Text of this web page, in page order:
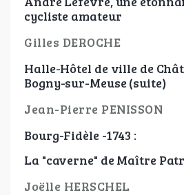
cycliste amateur
Gilles DEROCHE
Halle-Hôtel de ville de
Bogny-sur-Meuse (suite)
Jean-Pierre PENISSON
Bourg-Fidèle -1743 :
La "caverne" de Maître
Joëlle HERSCHEL